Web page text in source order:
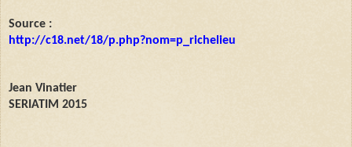
Source :
http://c18.net/18/p.php?nom=p_richelieu
Jean Vinatier
SERIATIM 2015